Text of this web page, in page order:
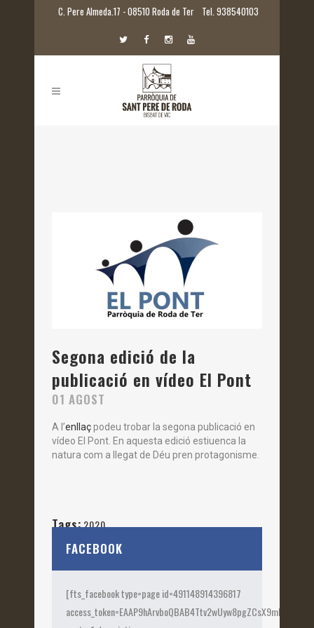
C. Pere Almeda.17 - 08510 Roda de Ter Tel. 938540103
Segona edició de la
publicació en vídeo El Pont
01 AGOST
A l’enllaçpodeu trobar la segona publicació en
vídeo El Pont. En aquesta edició estiuenca la
natura com a llegat de Déu pren protagonisme.
Tags:2020
FACEBOOK
[fts_facebook type=page id=491148914396817